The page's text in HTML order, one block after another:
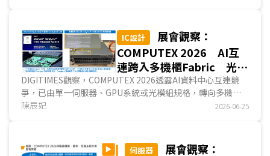
IC設計
展會觀察：
COMPUTEX 2026 AI互
連跨入多機櫃Fabric 光銅
分工牽動三大晶片廠布局
DIGITIMES觀察，COMPUTEX 2026透露AI資料中心互連競
爭，已由單一伺服器、GPU系統或光模組規格，轉向多機櫃
網路互連架構(Network Fabric)的系統級整合。NVIDIA延伸
光電技術與客製化晶片；博通(Broadcom)則透過
陳辰妃 2026-06-25
伺服器
展會觀察：